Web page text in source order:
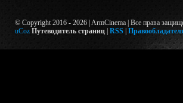
© Copyright 2016 - 2026 | ArmCinema | Все права
uCoz Путеводитель страниц RSS